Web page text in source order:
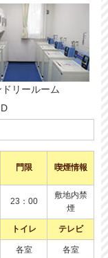
ドリールーム
門限 喫煙情報
23：00
敷地内禁
煙
トイレ テレビ
各室 各室